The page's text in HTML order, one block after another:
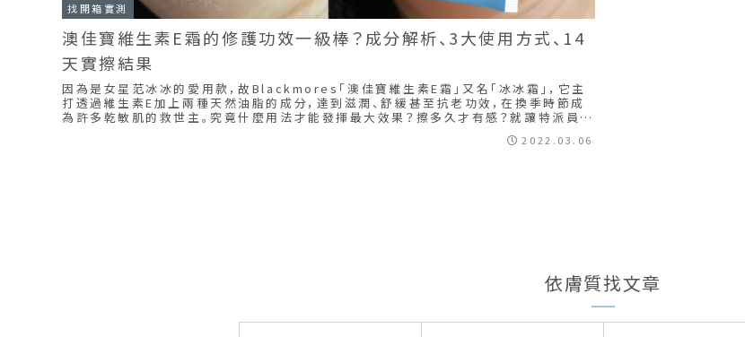
找開箱實測
澳佳寶維生素E霜的修護功效一級棒？成分解析、3大使用方式、14
天實擦結果
因為是女星范冰冰的愛用款，故Blackmores「澳佳寶維生素E霜」又名「冰冰霜」，它主
打透過維生素E加上兩種天然油脂的成分，達到滋潤、舒緩甚至抗老功效，在換季時節成
為許多乾敏肌的救世主。究竟什麼用法才能發揮最大效果？擦多久才有感？就讓特派員親
2022.03.06
依膚質找文章